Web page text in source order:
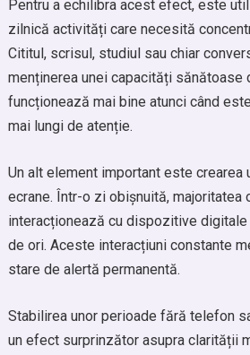
Pentru a echilibra acest efect, este
zilnică activități care necesită
Cititul, scrisul, studiul sau chiar
menținerea unei capacități sănătoase
funcționează mai bine atunci când
mai lungi de atenție.
Un alt element important este crearea
ecrane. Într-o zi obișnuită, majoritatea
interacționează cu dispozitive
de ori. Aceste interacțiuni constante
stare de alertă permanentă.
Stabilirea unor perioade fără telefon
un efect surprinzător asupra clarității